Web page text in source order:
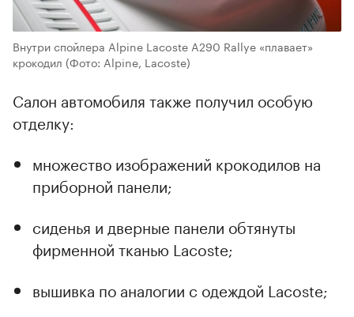
Внутри спойлера Alpine Lacoste A290 Rallye «плавает»
крокодил (Фото: Alpine, Lacoste)
Салон автомобиля также получил особую
отделку:
множество изображений крокодилов на
приборной панели;
сиденья и дверные панели обтянуты
фирменной тканью Lacoste;
вышивка по аналогии с одеждой Lacoste;